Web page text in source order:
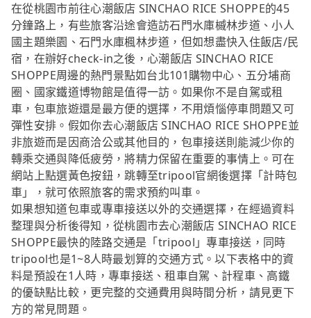
在從桃園市前往心潮飯店 SINCHAO RICE SHOPPE的45
分鐘路上，有些旅客沿途會造訪石門水庫槭林步道、小人
國主題樂園、石門水庫楓林步道，但如想盡快入住飯店/民
宿，在辦好check-in之後，心潮飯店 SINCHAO RICE
SHOPPE周邊的熱門景點如台北101購物中心、五分埔商
圈、國家鐵道博物館是值得一訪。如果你不是自駕或租
車，包車旅遊還是最方便的選擇，不用煩惱停車問題又可
彈性安排。假如你去心潮飯店 SINCHAO RICE SHOPPE並
非旅遊而是因商洽公或其他目的，包車接送則能減少你的
轉乘交通與降低疲勞，將精力保留在重要的事情上。可在
網站上點選黃色按鈕，跳轉至tripool官網後選擇「計時包
車」，就可依照旅客的需求預約叫車。
如果想知道包車或專車接送以外的交通選擇，在經過資料
整理與分析後得知，從桃園市去心潮飯店 SINCHAO RICE
SHOPPE最快的陸路交通是「tripool」專車接送，同時
tripool也是1~8人時最划算的交通方式。以下表格中的資
料是預設在1人時，專車接送、租車自駕、計程車、高鐵
的優缺點比較，更完整的交通費用與時間分析，請見更下
方的常見問題。